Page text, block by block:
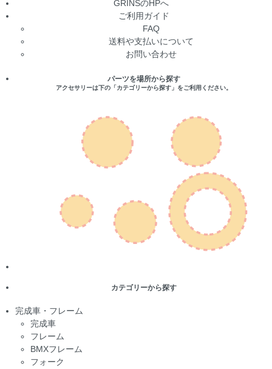
GRINSのHPへ
ご利用ガイド
FAQ
送料や支払いについて
お問い合わせ
パーツを場所から探す
アクセサリーは下の「カテゴリーから探す」をご利用ください。
カテゴリーから探す
完成車・フレーム
完成車
フレーム
BMXフレーム
フォーク